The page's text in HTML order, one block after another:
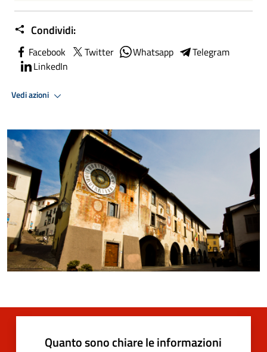
Condividi:
Facebook Twitter Whatsapp
Telegram
LinkedIn
Vedi azioni
Quanto sono chiare le informazioni